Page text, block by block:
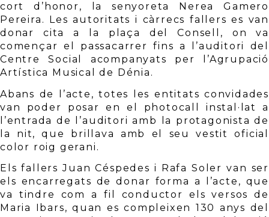
cort d’honor, la senyoreta Nerea Gamero
Pereira. Les autoritats i càrrecs fallers es van
donar cita a la plaça del Consell, on va
començar el passacarrer fins a l’auditori del
Centre Social acompanyats per l’Agrupació
Artística Musical de Dénia.
Abans de l’acte, totes les entitats convidades
van poder posar en el photocall instal·lat a
l’entrada de l’auditori amb la protagonista de
la nit, que brillava amb el seu vestit oficial
color roig gerani.
Els fallers Juan Céspedes i Rafa Soler van ser
els encarregats de donar forma a l’acte, que
va tindre com a fil conductor els versos de
Maria Ibars, quan es compleixen 130 anys del